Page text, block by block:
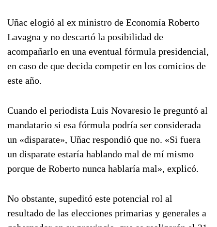
Uñac elogió al ex ministro de Economía Roberto
Lavagna y no descartó la posibilidad de
acompañarlo en una eventual fórmula presidencial,
en caso de que decida competir en los comicios de
este año.
Cuando el periodista Luis Novaresio le preguntó al
mandatario si esa fórmula podría ser considerada
un «disparate», Uñac respondió que no. «Si fuera
un disparate estaría hablando mal de mí mismo
porque de Roberto nunca hablaría mal», explicó.
No obstante, supeditó este potencial rol al
resultado de las elecciones primarias y generales a